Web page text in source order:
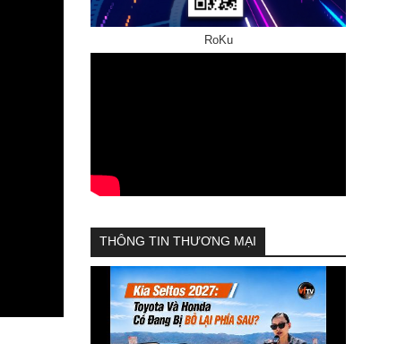
RoKu
THÔNG TIN THƯƠNG MẠI